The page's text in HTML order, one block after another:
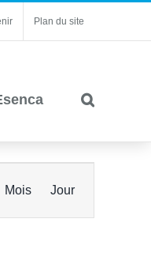
Plan du site
de
vues
Mois Jour